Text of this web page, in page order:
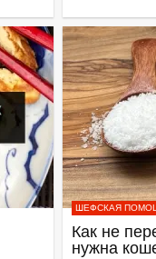
ШЕФСКАЯ
Как не
нужна